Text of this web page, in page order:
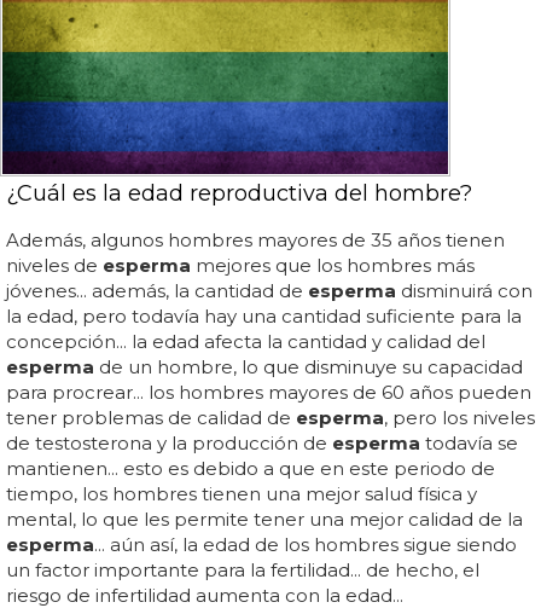
¿Cuál es la edad reproductiva del hombre?
Además, algunos hombres mayores de 35 años tienen
niveles de esperma mejores que los hombres más
jóvenes... además, la cantidad de esperma disminuirá con
la edad, pero todavía hay una cantidad suficiente para la
concepción... la edad afecta la cantidad y calidad del
esperma de un hombre, lo que disminuye su capacidad
para procrear... los hombres mayores de 60 años pueden
tener problemas de calidad de esperma, pero los niveles
de testosterona y la producción de esperma todavía se
mantienen... esto es debido a que en este periodo de
tiempo, los hombres tienen una mejor salud física y
mental, lo que les permite tener una mejor calidad de la
esperma... aún así, la edad de los hombres sigue siendo
un factor importante para la fertilidad... de hecho, el
riesgo de infertilidad aumenta con la edad...